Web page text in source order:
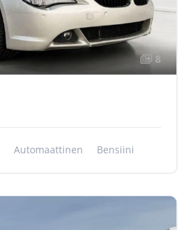
8
Automaattinen Bensiini